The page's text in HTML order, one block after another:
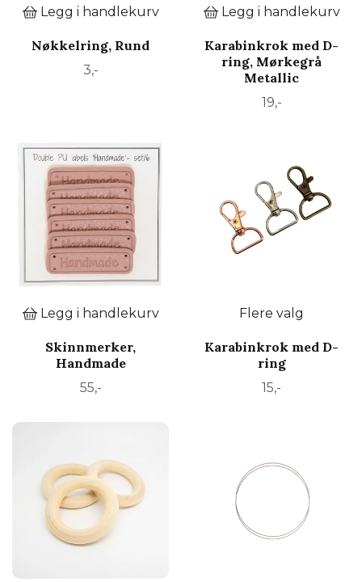
Legg i handlekurv
Nøkkelring, Rund
3,-
Legg i handlekurv
Karabinkrok med D-
ring, Mørkegrå
Metallic
19,-
Legg i handlekurv
Skinnmerker,
Handmade
55,-
Flere valg
Karabinkrok med D-
ring
15,-